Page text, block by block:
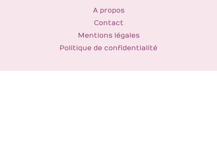
A propos
Contact
Mentions légales
Politique de confidentialité